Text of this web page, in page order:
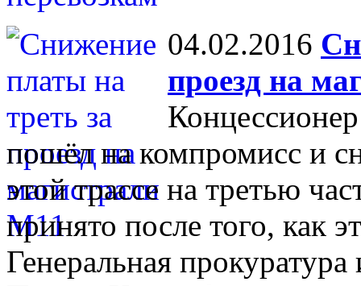
04.02.2016
проезд на
пошёл на компромисс и
этой трассе на третью
принято после того, как
Генеральная